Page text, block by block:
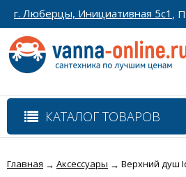
г. Люберцы, Инициативная 5с1 ,
КАТАЛОГ ТОВАРОВ
Главная → Аксессуары → Верхний душ